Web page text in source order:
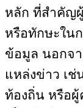
หลัก ที่สำคัญ
หรือทักษะใน
ข้อมูล นอกจ
แหล่งข่าว เ
ท้องถิ่น หรือ